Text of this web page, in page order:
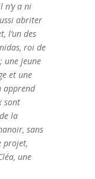
n’y a ni
abriter
l’un des
roi de
une jeune
et une
apprend
sont
la
sans
projet,
une